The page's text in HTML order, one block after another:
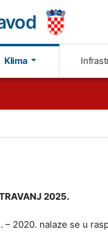
Klima
2025.
2020. nalaze se u